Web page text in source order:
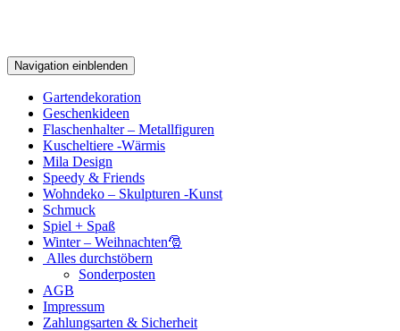
Navigation einblenden
Gartendekoration
Geschenkideen
Flaschenhalter – Metallfiguren
Kuscheltiere -Wärmis
Mila Design
Speedy & Friends
Wohndeko – Skulpturen -Kunst
Schmuck
Spiel + Spaß
Winter – Weihnachten🎅
Alles durchstöbern
Sonderposten
AGB
Impressum
Zahlungsarten & Sicherheit